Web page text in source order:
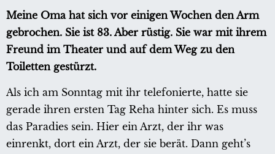
Meine Oma hat sich vor einigen Wochen den Arm
gebrochen. Sie ist 83. Aber rüstig. Sie war mit ihrem
Freund im Theater und auf dem Weg zu den
Toiletten gestürzt.
Als ich am Sonntag mit ihr telefonierte, hatte sie
gerade ihren ersten Tag Reha hinter sich. Es muss
das Paradies sein. Hier ein Arzt, der ihr was
einrenkt, dort ein Arzt, der sie berät. Dann geht’s